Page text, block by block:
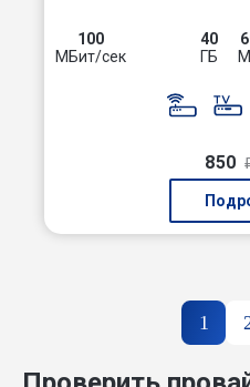
100
МБит/сек
40
ГБ
850
1